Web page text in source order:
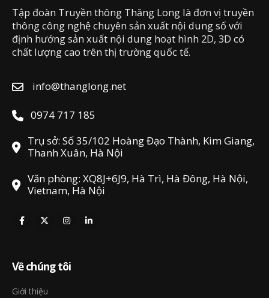
Tập đoàn Truyền thông Thăng Long là đơn vị truyền
thông công nghệ chuyên sản xuất nội dung số với
định hướng sản xuất nội dung hoạt hình 2D, 3D có
chất lượng cao trên thị trường quốc tế.
info@thanglong.net
0974 717 185
Trụ sở: Số 35/102 Hoàng Đạo Thành, Kim Giang,
Thanh Xuân, Hà Nội
Văn phòng: XQ8J+6J9, Hà Trì, Hà Đông, Hà Nội,
Vietnam, Hà Nội
Về chúng tôi
Giới thiệu